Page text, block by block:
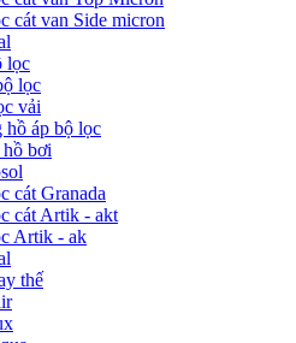
cát van Side micron
lọc
lọc
vải
áp bộ lọc
bơi
cát Granada
cát Artik - akt
Artik - ak
thế